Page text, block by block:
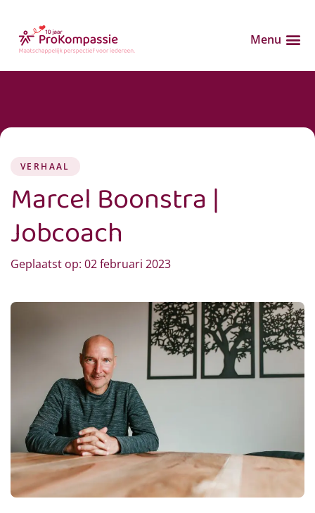
Menu
VERHAAL
Marcel Boonstra |
Jobcoach
Geplaatst op: 02 februari 2023